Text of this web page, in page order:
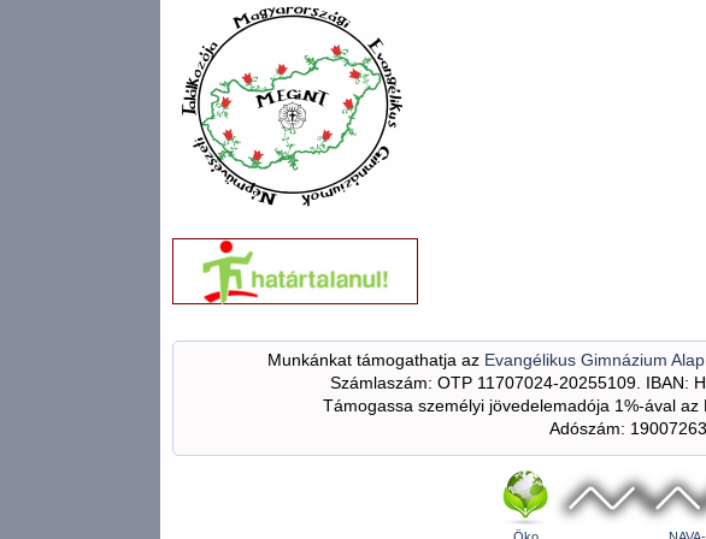
Munkánkat támogathatja az Evangélikus Gimnázium
Számlaszám: OTP 11707024-20255109. IBAN:
Támogassa személyi jövedelemadója 1%-ával
Adószám: